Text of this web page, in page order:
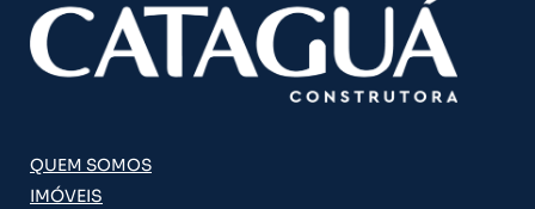
QUEM SOMOS
IMÓVEIS